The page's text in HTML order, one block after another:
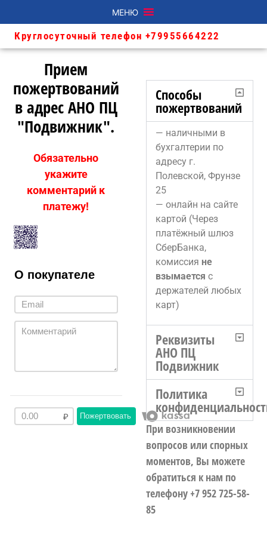
МЕНЮ
Круглосуточный телефон +79955664222
Прием
пожертвований
в адрес АНО ПЦ
"Подвижник".
Обязательно
укажите
комментарий к
платежу!
О покупателе
Пожертвовать
Способы
пожертвований
— наличными в
бухгалтерии по
адресу г.
Полевской, Фрунзе
25
— онлайн на сайте
картой (Через
платёжный шлюз
СберБанка,
комиссия не
взымается с
держателей любых
карт)
Реквизиты
АНО ПЦ
Подвижник
Политика
При возникновении
вопросов или спорных
моментов, Вы можете
обратиться к нам по
телефону +7 952 725-58-
85